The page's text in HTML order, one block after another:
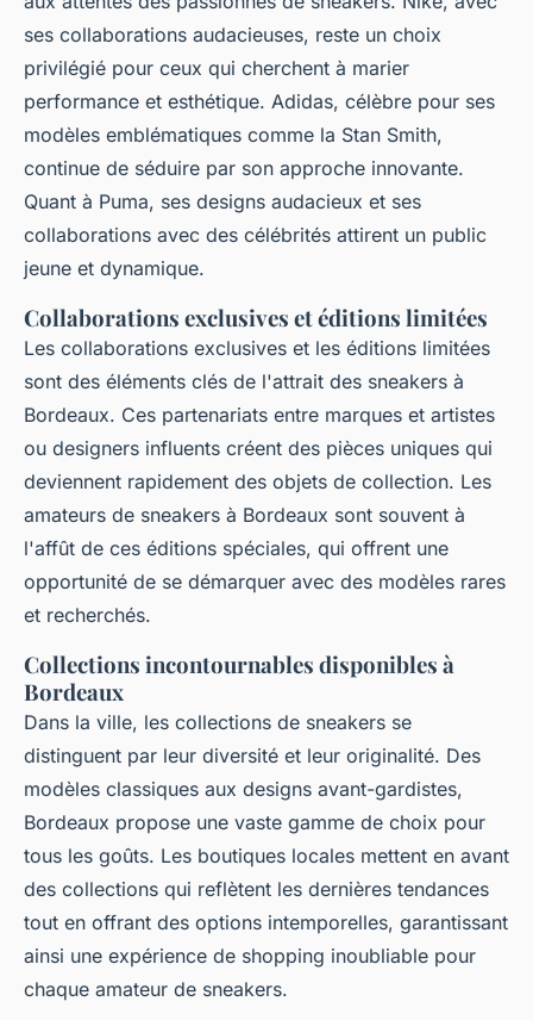
ses collaborations audacieuses, reste un choix
privilégié pour ceux qui cherchent à marier
performance et esthétique. Adidas, célèbre pour ses
modèles emblématiques comme la Stan Smith,
continue de séduire par son approche innovante.
Quant à Puma, ses designs audacieux et ses
collaborations avec des célébrités attirent un public
jeune et dynamique.
Collaborations exclusives et éditions limitées
Les collaborations exclusives et les éditions limitées
sont des éléments clés de l'attrait des sneakers à
Bordeaux. Ces partenariats entre marques et artistes
ou designers influents créent des pièces uniques qui
deviennent rapidement des objets de collection. Les
amateurs de sneakers à Bordeaux sont souvent à
l'affût de ces éditions spéciales, qui offrent une
opportunité de se démarquer avec des modèles rares
et recherchés.
Collections incontournables disponibles à
Bordeaux
Dans la ville, les collections de sneakers se
distinguent par leur diversité et leur originalité. Des
modèles classiques aux designs avant-gardistes,
Bordeaux propose une vaste gamme de choix pour
tous les goûts. Les boutiques locales mettent en avant
des collections qui reflètent les dernières tendances
tout en offrant des options intemporelles, garantissant
ainsi une expérience de shopping inoubliable pour
chaque amateur de sneakers.